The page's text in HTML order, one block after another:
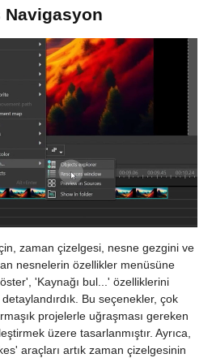
zaman çizelgesi, nesne gezgini ve
nesnelerin özellikler menüsüne
'Kaynağı bul...' özelliklerini
Bu seçenekler, çok
projelerle uğraşması gereken
üzere tasarlanmıştır. Ayrıca,
araçları artık zaman çizelgesinin